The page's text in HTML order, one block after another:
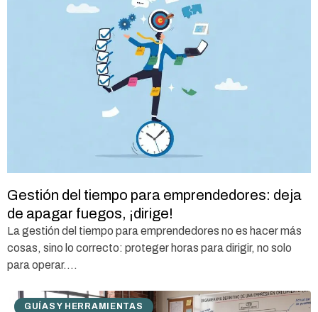
Gestión del tiempo para emprendedores: deja
de apagar fuegos, ¡dirige!
La gestión del tiempo para emprendedores no es hacer más
cosas, sino lo correcto: proteger horas para dirigir, no solo
para operar....
GUÍAS Y HERRAMIENTAS